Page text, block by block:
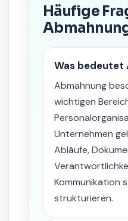
Häufige
Was bedeutet
Abmahnung
wichtigen
Unternehmen
Abläufe,
Kommunikation
strukturieren.